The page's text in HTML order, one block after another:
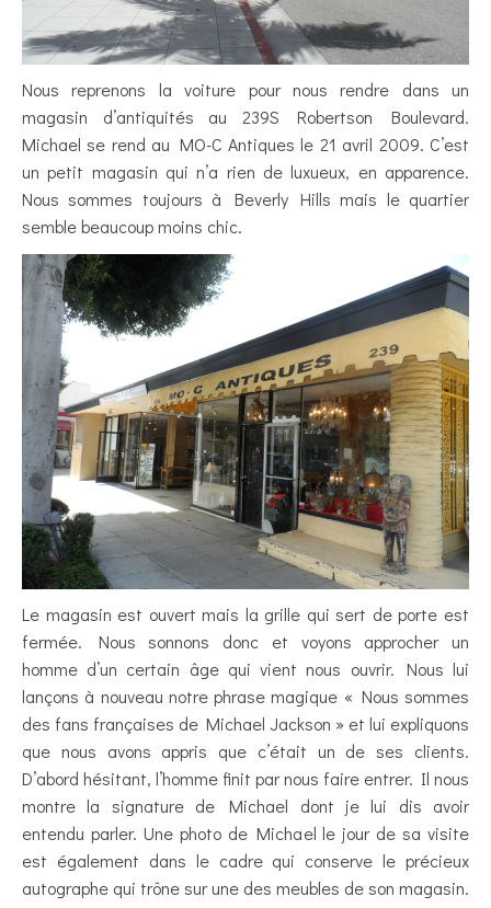
Nous reprenons la voiture pour nous rendre dans un
magasin d’antiquités au 239S Robertson Boulevard.
Michael se rend au MO-C Antiques le 21 avril 2009. C’est
un petit magasin qui n’a rien de luxueux, en apparence.
Nous sommes toujours à Beverly Hills mais le quartier
semble beaucoup moins chic.
Le magasin est ouvert mais la grille qui sert de porte est
fermée. Nous sonnons donc et voyons approcher un
homme d’un certain âge qui vient nous ouvrir. Nous lui
lançons à nouveau notre phrase magique « Nous sommes
des fans françaises de Michael Jackson » et lui expliquons
que nous avons appris que c’était un de ses clients.
D’abord hésitant, l’homme finit par nous faire entrer. Il nous
montre la signature de Michael dont je lui dis avoir
entendu parler. Une photo de Michael le jour de sa visite
est également dans le cadre qui conserve le précieux
autographe qui trône sur une des meubles de son magasin.